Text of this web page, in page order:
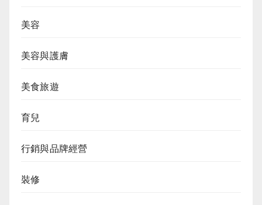
美容
美容與護膚
美食旅遊
育兒
行銷與品牌經營
裝修